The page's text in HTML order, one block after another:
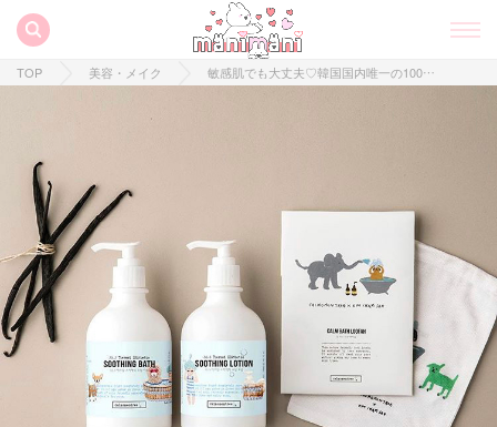
TOP 美容・メイク 敏感肌でも大丈夫♡韓国国内唯一の100%天然アメニティブランド【CALMOMENTREE】とは？